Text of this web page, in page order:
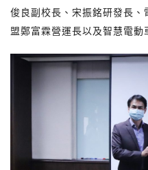
俊良副校長、宋振銘研發長
盟鄭富霖營運長以及智慧電動